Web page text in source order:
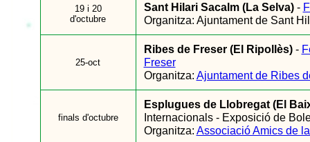
19 i 20
d'octubre
Sant Hilari Sacalm (La Selva)-
Organitza: Ajuntament de Sant
25-oct
Ribes de Freser (El Ripollès)-
Freser
Organitza: Ajuntament de Ribes
finals d'octubre
Esplugues de Llobregat (El
Internacionals - Exposició de
Organitza: Associació Amics de